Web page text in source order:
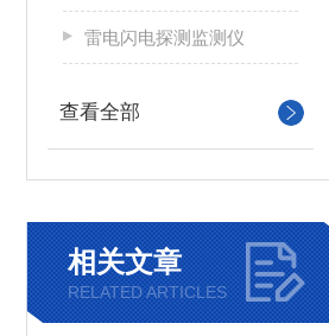
雷电闪电探测监测仪
查看全部
相关文章
RELATED ARTICLES